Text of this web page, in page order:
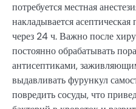
потребуется местная
накладывается
через 24 ч. Важно после
постоянно обрабатывать
антисептиками,
выдавливать фурункул
повредить сосуды, что